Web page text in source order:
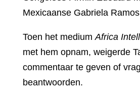
Mexicaanse Gabriela
Toen het medium Africa
met hem opnam, weigerde
commentaar te geven of
beantwoorden.